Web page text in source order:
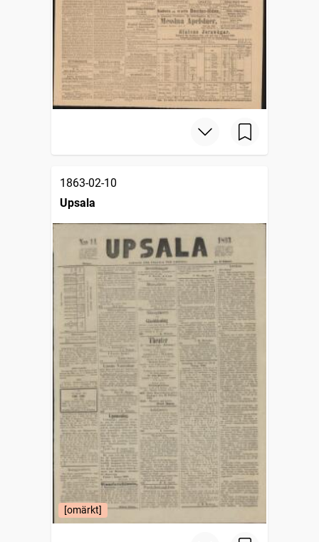
1863-02-10
Upsala
[omärkt]